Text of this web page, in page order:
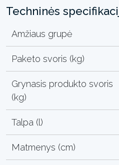
Techninės
Amžiaus grupė
Paketo svoris (kg)
Grynasis produkto svoris
(kg)
Talpa (l)
Matmenys (cm)